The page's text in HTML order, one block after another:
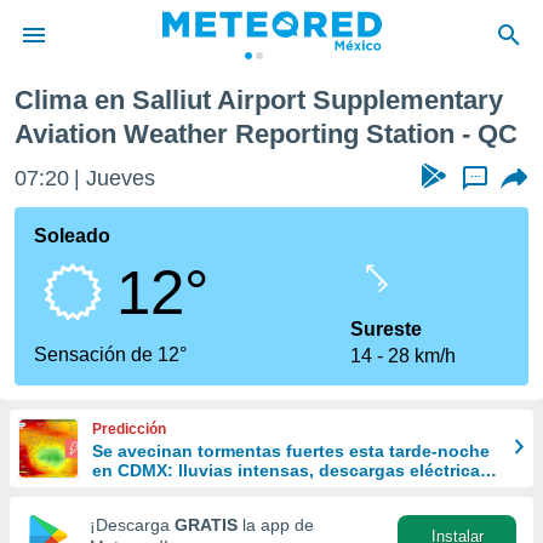
de
ha sido
para
que se
calidad.
las
y
forma
basada
Clima en Salliut Airport Supplementary
Aviation Weather Reporting Station - QC
07:20 Jueves ...
Soleado
12°
Sensación de 12°
Sureste
14
28 km/h
Predicción
Se avecinan tormentas fuertes esta tarde-noche
en CDMX: lluvias intensas, descargas eléctricas
¡Descarga GRATIS la app de
Instalar